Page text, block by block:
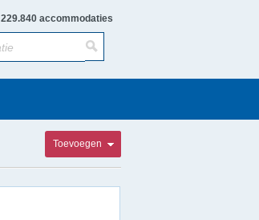
229.840 accommodaties
Toevoegen